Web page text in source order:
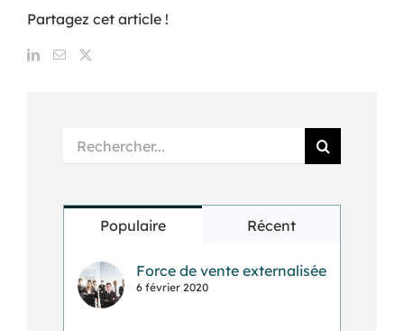
Partagez cet article !
Populaire Récent
Force de vente externalisée
6 février 2020